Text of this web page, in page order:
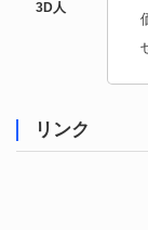
リンク